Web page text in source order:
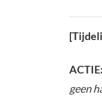
ACTIE:
geen